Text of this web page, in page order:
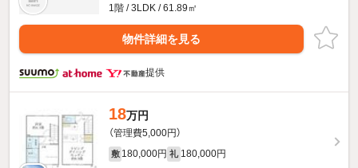
1階 / 3LDK / 61.89㎡
物件詳細を見る
提供
18万円
（管理費5,000円）
敷 180,000円 礼 180,000円